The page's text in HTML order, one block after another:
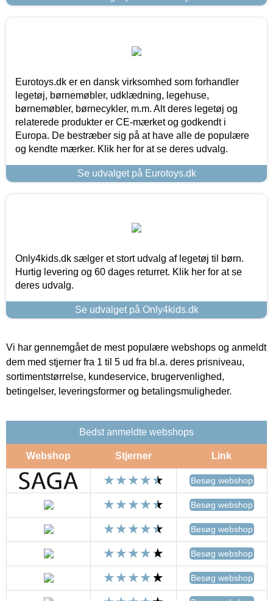
Eurotoys.dk er en dansk virksomhed som forhandler
legetøj, børnemøbler, udklædning, legehuse,
børnemøbler, børnecykler, m.m. Alt deres legetøj og
relaterede produkter er CE-mærket og godkendt i
Europa. De bestræber sig på at have alle de populære
og kendte mærker. Klik her for at se deres udvalg.
Se udvalget på Eurotoys.dk
Only4kids.dk sælger et stort udvalg af legetøj til børn.
Hurtig levering og 60 dages returret. Klik her for at se
deres udvalg.
Se udvalget på Only4kids.dk
Vi har gennemgået de mest populære webshops og anmeldt
dem med stjerner fra 1 til 5 ud fra bl.a. deres prisniveau,
sortimentstørrelse, kundeservice, brugervenlighed,
betingelser, leveringsformer og betalingsmuligheder.
Bedst anmeldte webshops
Webshop Stjerner Link
Besøg webshop
Besøg webshop
Besøg webshop
Besøg webshop
Besøg webshop